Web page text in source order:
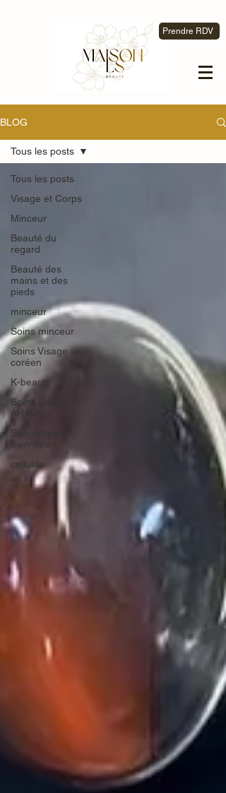
Prendre RDV
BLOG
Tous les posts
Visage et Corps
Minceur
Beauté du
regard
Beauté des
mains et des
pieds
minceur
Soins minceur
Soins Visage
coréen
K-beauty
Soins Visage
AHAVA
Soin corps &
bien-être
cellulite
Tous les posts